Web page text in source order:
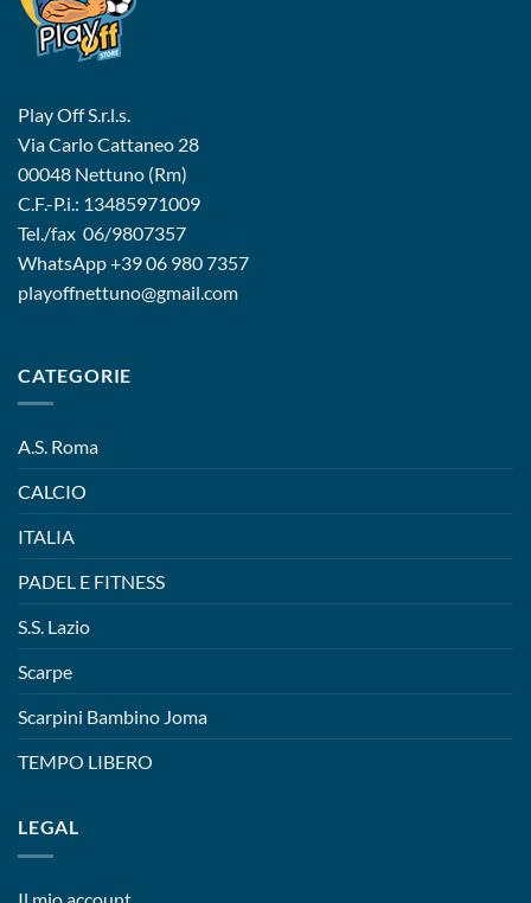
Play Off S.r.l.s.
Via Carlo Cattaneo 28
00048 Nettuno (Rm)
C.F.-P.i.: 13485971009
Tel./fax 06/9807357
WhatsApp+39 06 980 7357
playoffnettuno@gmail.com
CATEGORIE
A.S. Roma
CALCIO
ITALIA
PADEL E FITNESS
S.S. Lazio
Scarpe
Scarpini Bambino Joma
TEMPO LIBERO
LEGAL